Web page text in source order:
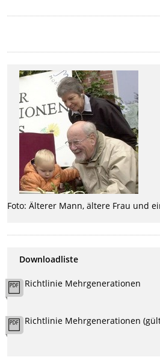
Foto: Älterer Mann, ältere Frau und
Downloadliste
Richtlinie Mehrgenerationen
Richtlinie Mehrgenerationen